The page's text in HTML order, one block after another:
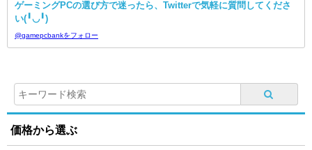
ゲーミングPCの選び方で迷ったら、Twitterで気軽に質問してくださ
い(╹◡╹)
@gamepcbankをフォロー
価格から選ぶ